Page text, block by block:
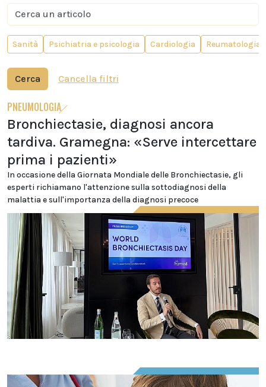
Sanità Psichiatria e psicologia Cardiologia Reumatologia
Cerca Cancella filtri
PNEUMOLOGIA
Bronchiectasie, diagnosi ancora
tardiva. Gramegna: «Serve intercettare
prima i pazienti»
In occasione della Giornata Mondiale delle Bronchiectasie, gli
esperti richiamano l'attenzione sulla sottodiagnosi della
malattia e sull'importanza della diagnosi precoce